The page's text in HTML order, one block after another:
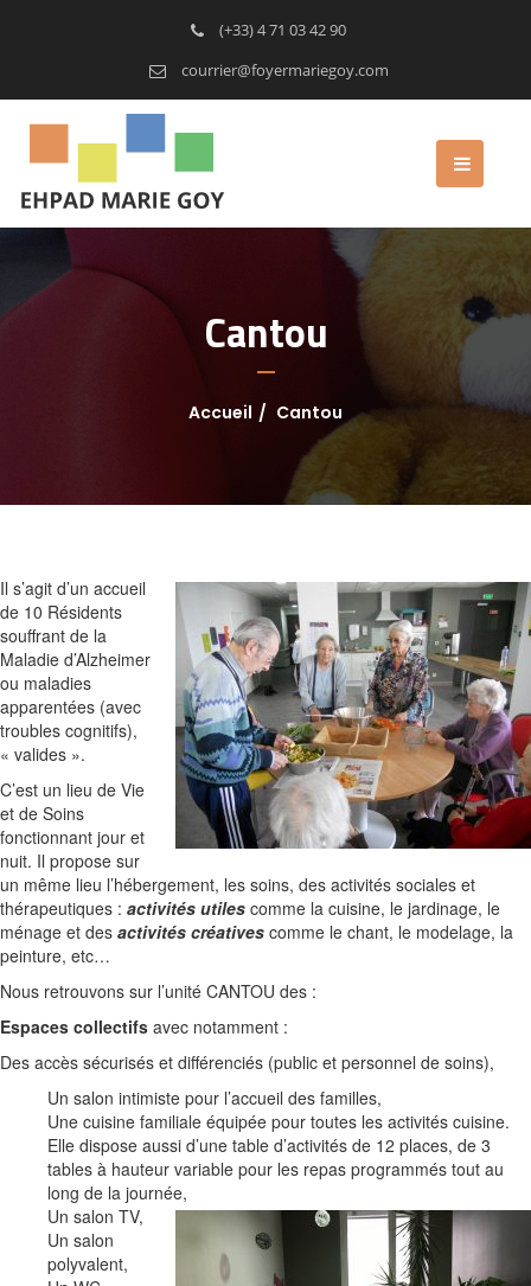
(+33) 4 71 03 42 90
courrier@foyermariegoy.com
Cantou
Accueil Cantou
Il s’agit d’un accueil
de 10 Résidents
souffrant de la
Maladie d’Alzheimer
ou maladies
apparentées (avec
troubles cognitifs),
« valides ».
C’est un lieu de Vie
et de Soins
fonctionnant jour et
nuit. Il propose sur
un même lieu l’hébergement, les soins, des activités sociales et
thérapeutiques : activités utiles comme la cuisine, le jardinage, le
ménage et des activités créatives comme le chant, le modelage, la
peinture, etc…
Nous retrouvons sur l’unité CANTOU des :
Espaces collectifs avec notamment :
Des accès sécurisés et différenciés (public et personnel de soins),
Un salon intimiste pour l’accueil des familles,
Une cuisine familiale équipée pour toutes les activités cuisine.
Elle dispose aussi d’une table d’activités de 12 places, de 3
tables à hauteur variable pour les repas programmés tout au
long de la journée,
Un salon TV,
Un salon
polyvalent,